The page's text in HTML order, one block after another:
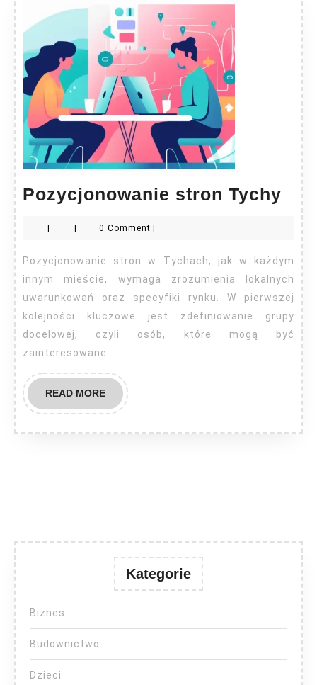
Pozycjonowanie stron Tychy
0 Comment
Pozycjonowanie stron w Tychach, jak w każdym
innym mieście, wymaga zrozumienia lokalnych
uwarunkowań oraz specyfiki rynku. W pierwszej
kolejności kluczowe jest zdefiniowanie grupy
docelowej, czyli osób, które mogą być
zainteresowane
READ MOREREAD
MORE
Kategorie
Biznes
Budownictwo
Dzieci